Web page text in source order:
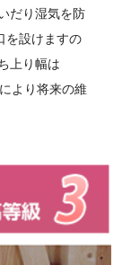
だり湿気を防
を設けますの
上り幅は
より将来の維